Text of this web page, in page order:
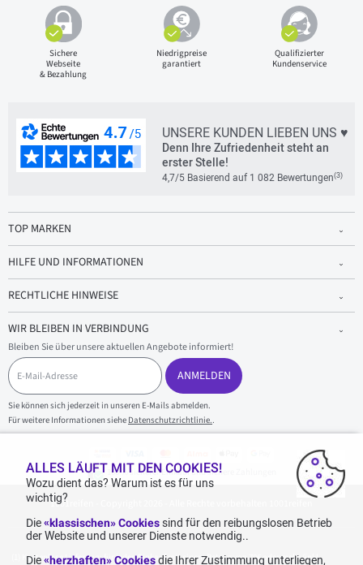
Sichere
Webseite
& Bezahlung
Niedrigpreise
garantiert
Qualifizierter
Kundenservice
UNSERE KUNDEN LIEBEN UNS ♥
Denn Ihre Zufriedenheit steht an
erster Stelle!
4,7/5 Basierend auf 1 082 Bewertungen(3)
TOP MARKEN
HILFE UND INFORMATIONEN
RECHTLICHE HINWEISE
WIR BLEIBEN IN VERBINDUNG
Bleiben Sie über unsere aktuellen Angebote informiert!
E
-
M
a
i
l
ANMELDEN
Sie können sich jederzeit in unseren E-Mails abmelden.
Für weitere Informationen siehe Datenschutzrichtlinie..
100 % sicherer Einkauf und sichere Zahlungen
1001reifen - Copyright 2026 - Alle Rechte vorbehalten 1001reifen
Kostenlose Lieferung: für jeden Einkauf mit einem Betrag von 70€ oder mehr (inkl.
ALLES LÄUFT MIT DEN COOKIES!
Wozu dient das? Warum ist es für uns
wichtig?
Die«klassischen» Cookiessind für den reibungslosen Betrieb
der Website und unserer Dienste notwendig..
Die«herzhaften» Cookies die Ihrer Zustimmung unterliegen,